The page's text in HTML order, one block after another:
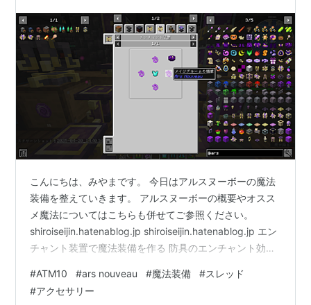
こんにちは、みやまです。 今日はアルスヌーボーの魔法
装備を整えていきます。 アルスヌーボーの概要やオスス
メ魔法についてはこちらも併せてご参照ください。
shiroiseijin.hatenablog.jp shiroiseijin.hatenablog.jp エン
チャント装置で魔法装備を作る 防具のエンチャント効果
成する 空のスレッドを作成する スレッドの効果 オスス
メスレッド 変化のテーブルでスレッドを装備に取り付け
#ATM10 #ars nouveau #魔法装備 #スレッド
#アクセサリー